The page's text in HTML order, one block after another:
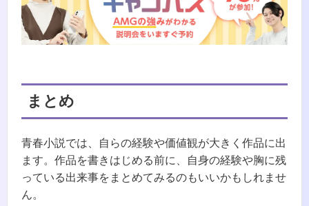
まとめ
青春小説では、自らの経験や価値観が大きく作品に出
ます。作品を書きはじめる前に、自身の経験や胸に残
っている出来事をまとめてみるのもいいかもしれませ
ん。